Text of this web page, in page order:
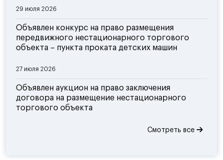
29 июля 2026
Объявлен конкурс на право размещения
передвижного нестационарного торгового
объекта – пункта проката детских машин
27 июля 2026
Объявлен аукцион на право заключения
договора на размещение нестационарного
торгового объекта
Смотреть все